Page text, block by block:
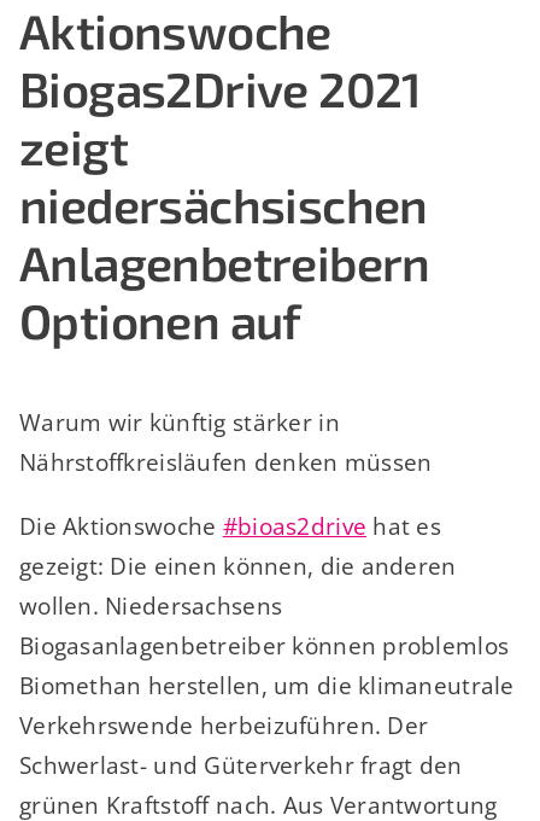
Aktionswoche
Biogas2Drive 2021
zeigt
niedersächsischen
Anlagenbetreibern
Optionen auf
Warum wir künftig stärker in
Nährstoffkreisläufen denken müssen
Die Aktionswoche #bioas2drive hat es
gezeigt: Die einen können, die anderen
wollen. Niedersachsens
Biogasanlagenbetreiber können problemlos
Biomethan herstellen, um die klimaneutrale
Verkehrswende herbeizuführen. Der
Schwerlast- und Güterverkehr fragt den
grünen Kraftstoff nach. Aus Verantwortung